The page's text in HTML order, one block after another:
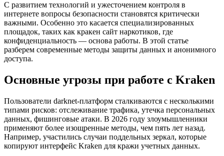
С развитием технологий и ужесточением контроля в
интернете вопросы безопасности становятся критически
важными. Особенно это касается специализированных
площадок, таких как кракен сайт наркотиков, где
конфиденциальность — основа работы. В этой статье
разберем современные методы защиты данных и анонимного
доступа.
Основные угрозы при работе с Kraken
Пользователи darknet-платформ сталкиваются с несколькими
типами рисков: отслеживание трафика, утечка персональных
данных, фишинговые атаки. В 2026 году злоумышленники
применяют более изощренные методы, чем пять лет назад.
Например, участились случаи поддельных зеркал, которые
копируют интерфейс Kraken для кражи учетных данных.